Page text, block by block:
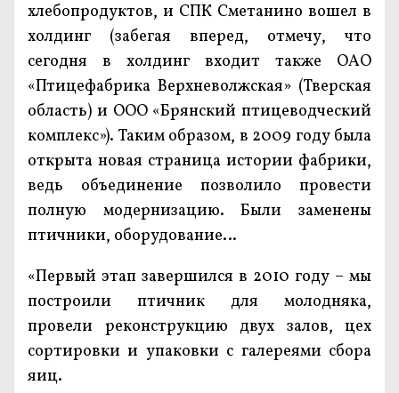
хлебопродуктов, и СПК Сметанино вошел в
холдинг (забегая вперед, отмечу, что
сегодня в холдинг входит также ОАО
«Птицефабрика Верхневолжская» (Тверская
область) и ООО «Брянский птицеводческий
комплекс»). Таким образом, в 2009 году была
открыта новая страница истории фабрики,
ведь объединение позволило провести
полную модернизацию. Были заменены
птичники, оборудование…
«Первый этап завершился в 2010 году – мы
построили птичник для молодняка,
провели реконструкцию двух залов, цех
сортировки и упаковки с галереями сбора
яиц.